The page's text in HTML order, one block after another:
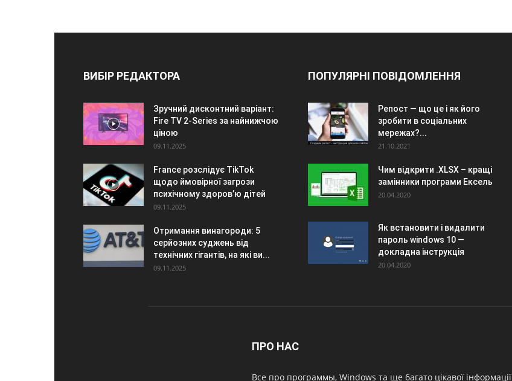
ВИБІР РЕДАКТОРА
Зручний дисконтний варіант:
Fire TV 2-Series за найнижчою
ціною
09.11.2025
France розслідує TikTok
щодо ймовірної загрози
психічному здоров’ю дітей
09.11.2025
Отримання винагороди: 5
серйозних суджень від
технічних гігантів, на які ви...
09.11.2025
ПОПУЛЯРНІ ПОВІДОМЛЕННЯ
Репост — що це і як його
зробити в соціальних
мережах?...
21.10.2021
Чим відкрити .XLSX – кращі
замінники програми Ексель
20.04.2020
Як встановити і видалити
пароль windows 10 —
докладна інструкція
20.04.2020
ПРО НАС
Все про программы, Windows та ще багато цікавої інформації